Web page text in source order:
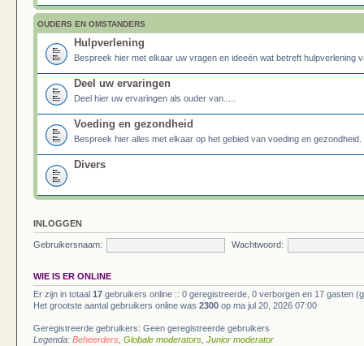
OUDERS EN OMSTANDERS
Hulpverlening
Bespreek hier met elkaar uw vragen en ideeën wat betreft hulpverlening
Deel uw ervaringen
Deel hier uw ervaringen als ouder van.....
Voeding en gezondheid
Bespreek hier alles met elkaar op het gebied van voeding en gezondheid.
Divers
INLOGGEN
Gebruikersnaam: Wachtwoord:
WIE IS ER ONLINE
Er zijn in totaal 17 gebruikers online :: 0 geregistreerde, 0 verborgen en 17 gasten
Het grootste aantal gebruikers online was 2300 op ma jul 20, 2026 07:00
Geregistreerde gebruikers: Geen geregistreerde gebruikers
Legenda: Beheerders Globale moderators Junior moderator